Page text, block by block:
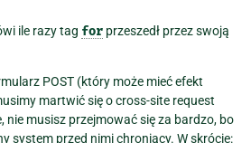
ile razy tag for przeszedł przez swoją
POST (który może mieć efekt
martwić się o cross-site request
nie musisz przejmować się za bardzo, bo
system przed nimi chroniący. W skrócie: